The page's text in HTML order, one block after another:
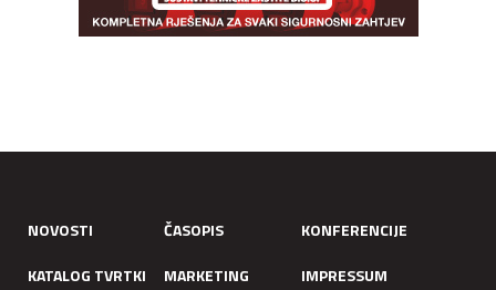
NOVOSTI ČASOPIS
KONFERENCIJE
KATALOG TVRTKI
MARKETING IMPRESSUM